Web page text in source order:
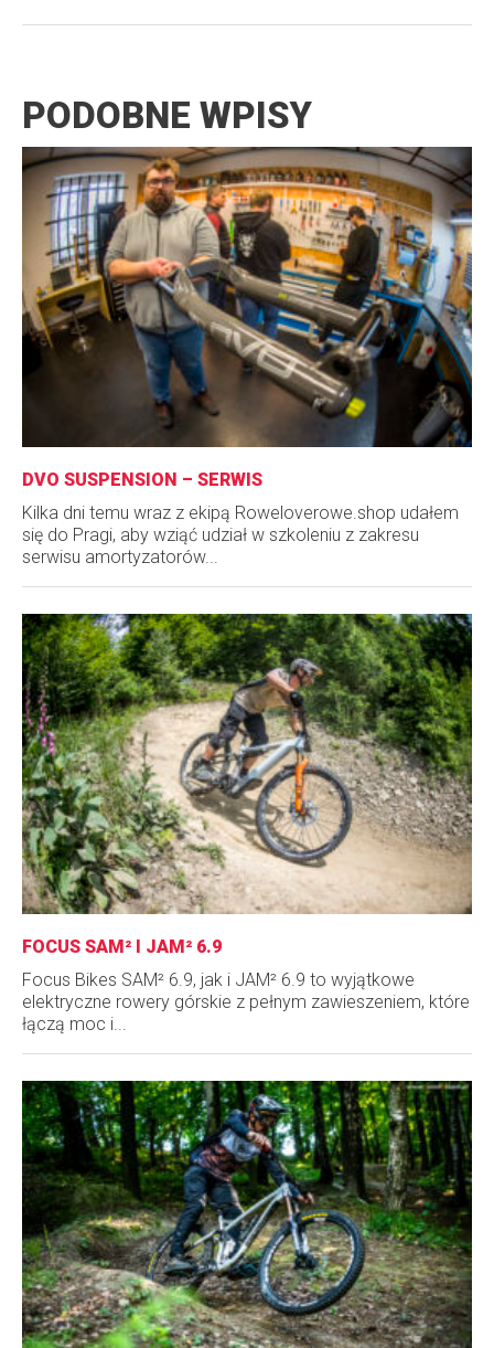
PODOBNE WPISY
DVO SUSPENSION – SERWIS
Kilka dni temu wraz z ekipą Roweloverowe.shop udałem
się do Pragi, aby wziąć udział w szkoleniu z zakresu
serwisu amortyzatorów...
FOCUS SAM² I JAM² 6.9
Focus Bikes SAM² 6.9, jak i JAM² 6.9 to wyjątkowe
elektryczne rowery górskie z pełnym zawieszeniem, które
łączą moc i...